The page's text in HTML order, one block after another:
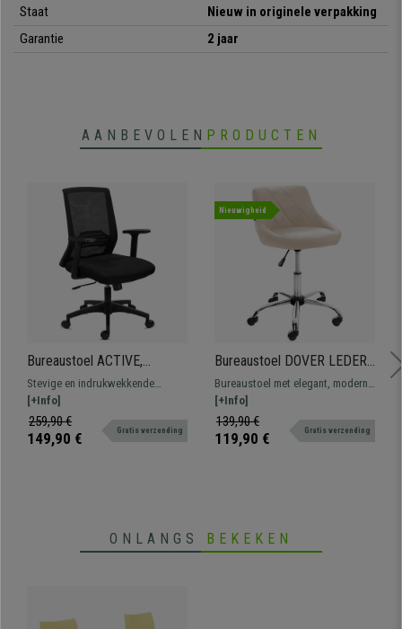
Staat
Nieuw in originele verpakking
Garantie
2 jaar
AANBEVOLEN PRODUCTEN
Bureaustoel ACTIVE,
Lendensteun, Verstelbare
armleuningen, Comfortabel
en Robuust, Kleur Zwart
Stevige en indrukwekkende
bureaustoel met lendensteun.
Zitting met dikke vulling en
verstelbare armleuningen voor
[+Info]
259,90 €
149,90 € Gratis verzending
Nieuwigheid
Bureaustoel DOVER LEDER,
Uniek Ontwerp, Zeer
Comfortabel, Kleur Beige
Bureaustoel met elegant, modern
ontwerp. Comfortabel en
bestendig dankzij het metalen
frame.
[+Info]
139,90 €
119,90 € Gratis verzending
ONLANGS BEKEKEN